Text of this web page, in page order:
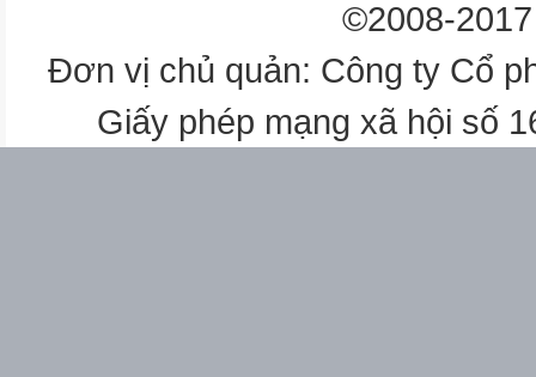
©2008-
Đơn vị chủ quản: Công ty Cổ
Giấy phép mạng xã hội số